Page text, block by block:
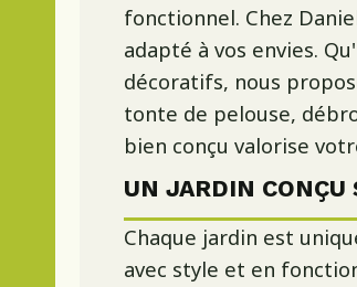
fonctionnel. Chez
adapté à vos envies.
décoratifs, nous
tonte de pelouse,
bien conçu valorise
UN JARDIN CONÇU
Chaque jardin est
avec style et en